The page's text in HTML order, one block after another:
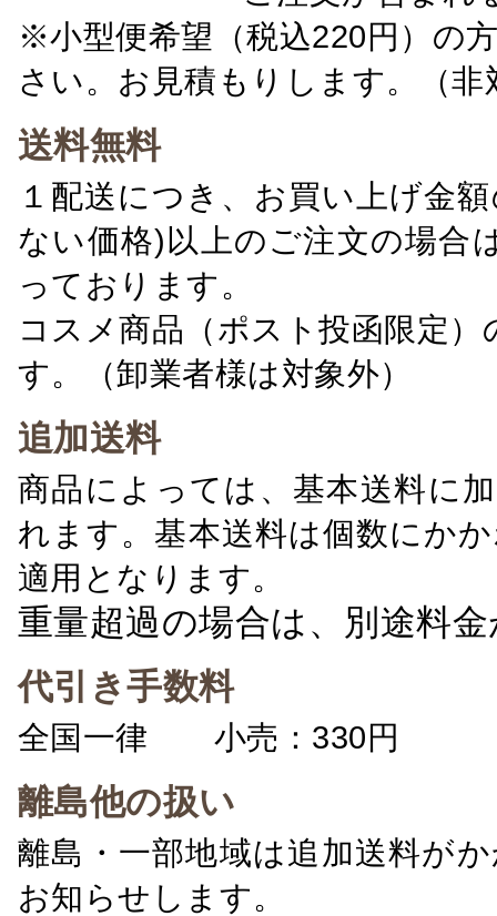
※小型便希望（税込220円）の
さい。お見積もりします。（非
送料無料
１配送につき、お買い上げ金
ない価格)以上のご注文の場合
っております。
コスメ商品（ポスト投函限定
す。（卸業者様は対象外）
追加送料
商品によっては、基本送料に
れます。基本送料は個数にか
適用となります。
重量超過の場合は、別途料
代引き手数料
全国一律 小売：330円 卸
離島他の扱い
離島・一部地域は追加送料が
お知らせします。